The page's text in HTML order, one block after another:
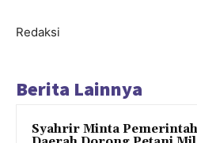
Redaksi
Berita Lainnya
Syahrir Minta Pemerintah